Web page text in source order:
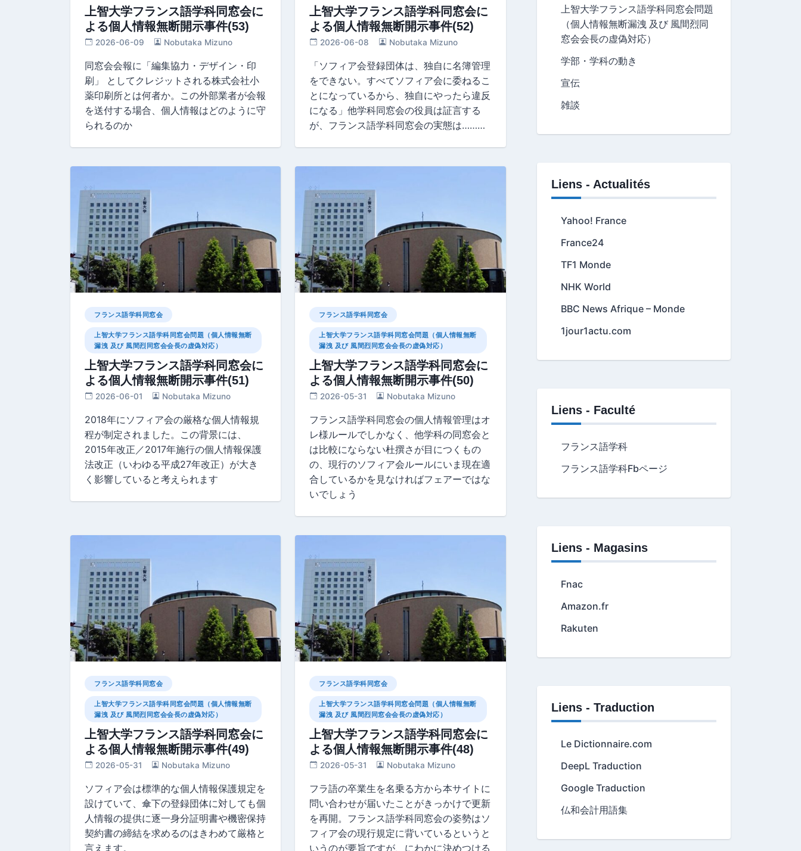
上智大学フランス語学科同窓会に
よる個人情報無断開示事件(53)
2026-06-09 Nobutaka Mizuno
同窓会会報に「編集協⼒・デザイン・印
刷」 としてクレジットされる株式会社小
薬印刷所とは何者か。この外部業者が会報
を送付する場合、個人情報はどのように守
られるのか
上智大学フランス語学科同窓会に
よる個人情報無断開示事件(52)
2026-06-08 Nobutaka Mizuno
「ソフィア会登録団体は、独自に名簿管理
をできない。すべてソフィア会に委ねるこ
とになっているから、独自にやったら違反
になる」他学科同窓会の役員は証言する
が、フランス語学科同窓会の実態は………
フランス語学科同窓会
上智大学フランス語学科同窓会問題（個人情報無断
漏洩 及び 風間烈同窓会会長の虚偽対応）
上智大学フランス語学科同窓会に
よる個人情報無断開示事件(51)
2026-06-01 Nobutaka Mizuno
2018年にソフィア会の厳格な個人情報規
程が制定されました。この背景には、
2015年改正／2017年施行の個人情報保護
法改正（いわゆる平成27年改正）が大き
く影響していると考えられます
フランス語学科同窓会
上智大学フランス語学科同窓会問題（個人情報無断
漏洩 及び 風間烈同窓会会長の虚偽対応）
上智大学フランス語学科同窓会に
よる個人情報無断開示事件(50)
2026-05-31 Nobutaka Mizuno
フランス語学科同窓会の個人情報管理はオ
レ様ルールでしかなく、他学科の同窓会と
は比較にならない杜撰さが目につくもの
の、現行のソフィア会ルールにいま現在適
合しているかを見なければフェアーではな
いでしょう
フランス語学科同窓会
上智大学フランス語学科同窓会問題（個人情報無断
漏洩 及び 風間烈同窓会会長の虚偽対応）
上智大学フランス語学科同窓会に
よる個人情報無断開示事件(49)
2026-05-31 Nobutaka Mizuno
ソフィア会は標準的な個人情報保護規定を
設けていて、傘下の登録団体に対しても個
人情報の提供に逐一身分証明書や機密保持
契約書の締結を求めるのはきわめて厳格と
言えます。
フランス語学科同窓会
上智大学フランス語学科同窓会問題（個人情報無断
漏洩 及び 風間烈同窓会会長の虚偽対応）
上智大学フランス語学科同窓会に
よる個人情報無断開示事件(48)
2026-05-31 Nobutaka Mizuno
フラ語の卒業生を名乗る方から本サイトに
問い合わせが届いたことがきっかけで更新
を再開。フランス語学科同窓会の姿勢はソ
フィア会の現行規定に背いているというと
いうのが要旨ですが、にわかに決めつける
上智大学フランス語学科同窓会問題
（個人情報無断漏洩 及び 風間烈同
窓会会長の虚偽対応）
学部・学科の動き
宣伝
雑談
Liens - Actualités
Yahoo! France
France24
TF1 Monde
NHK World
BBC News Afrique – Monde
1jour1actu.com
Liens - Faculté
フランス語学科
フランス語学科Fbページ
Liens - Magasins
Fnac
Amazon.fr
Rakuten
Liens - Traduction
Le Dictionnaire.com
DeepL Traduction
Google Traduction
仏和会計用語集